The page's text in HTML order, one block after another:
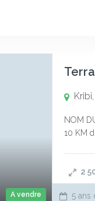
A vendre
NOM
10 KM
2
5 ans